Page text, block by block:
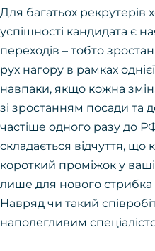
Для багатьох
успішності кандидата є
переходів – тобто
рух нагору в рамках
навпаки, якщо кожна
зі зростанням посади та
частіше одного разу до
складається відчуття,
короткий проміжок у
лише для нового
Навряд чи такий
наполегливим